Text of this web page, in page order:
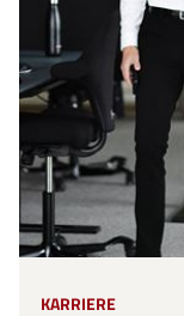
KARRIERE